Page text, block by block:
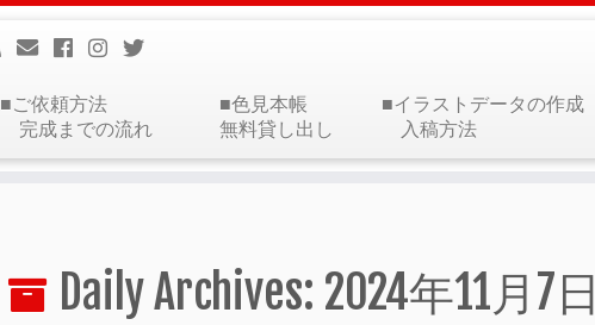
■ご依頼方法
完成までの流れ
■色見本帳
無料貸し出し
■イラストデータの作成
入稿方法
Daily Archives: 2024年11月7日